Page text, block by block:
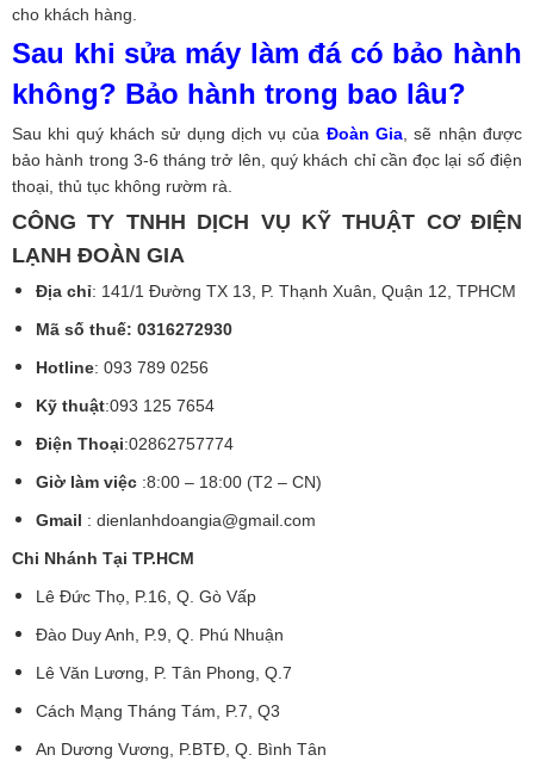
cho khách hàng.
Sau khi sửa máy làm đá có bảo hành
không? Bảo hành trong bao lâu?
Sau khi quý khách sử dụng dịch vụ của Đoàn Gia , sẽ nhận được
bảo hành trong 3-6 tháng trở lên, quý khách chỉ cần đọc lại số điện
thoại, thủ tục không rườm rà.
CÔNG TY TNHH DỊCH VỤ KỸ THUẬT CƠ ĐIỆN
LẠNH ĐOÀN GIA
Địa chỉ: 141/1 Đường TX 13, P. Thạnh Xuân, Quận 12, TPHCM
Mã số thuế: 0316272930
Hotline: 093 789 0256
Kỹ thuật:093 125 7654
Điện Thoại:02862757774
Giờ làm việc :8:00 – 18:00 (T2 – CN)
Gmail : dienlanhdoangia@gmail.com
Chi Nhánh Tại TP.HCM
Lê Đức Thọ, P.16, Q. Gò Vấp
Đào Duy Anh, P.9, Q. Phú Nhuận
Lê Văn Lương, P. Tân Phong, Q.7
Cách Mạng Tháng Tám, P.7, Q3
An Dương Vương, P.BTĐ, Q. Bình Tân